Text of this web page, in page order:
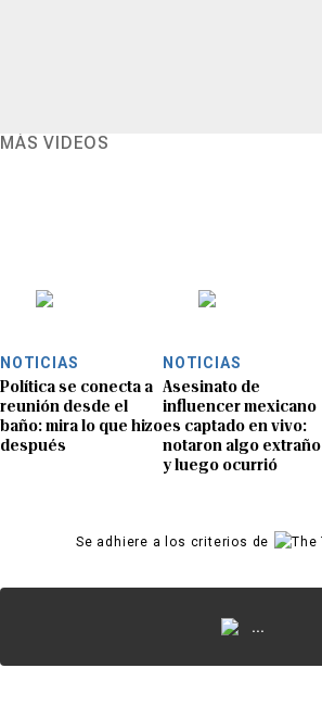
MÁS VIDEOS
NOTICIAS
Política se conecta a
reunión desde el
baño: mira lo que hizo
después
NOTICIAS
Asesinato de
influencer mexicano
es captado en vivo:
notaron algo extraño
y luego ocurrió
Se adhiere a los criterios de
...